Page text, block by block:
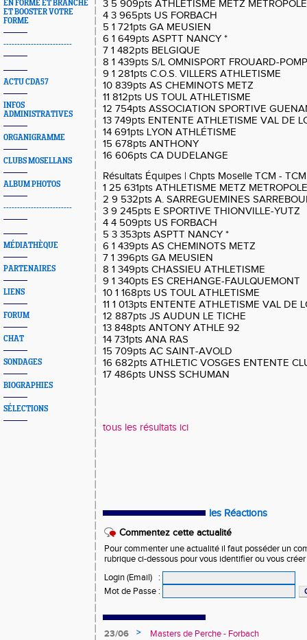
EN FORME ET BRANCHÉ
ET BOOSTER VOTRE
FORME
-------------------------
ACTU CDA57
INFOS
ADMINISTRATIVES
ORGANIGRAMME
CLUBS MOSELLANS
ALBUM PHOTOS
-------------------------
MÉDIATHÈQUE
PARTENAIRES
LIENS
FORUM
CHAT
SONDAGES
BIOGRAPHIES
SÉLECTIONS
3 5 909pts ATHLETISME METZ
4 3 965pts US FORBACH
5 1 721pts GA MEUSIEN
6 1 649pts ASPTT NANCY *
7 1 482pts BELGIQUE
8 1 439pts S/L OMNISPORT FROUARD-
9 1 281pts C.O.S. VILLERS ATHLETISME
10 839pts AS CHEMINOTS METZ
11 812pts US TOUL ATHLETISME
12 754pts ASSOCIATION SPORTIVE
13 749pts ENTENTE ATHLETISME VAL DE
14 691pts LYON ATHLÉTISME
15 678pts ANTHONY
16 606pts CA DUDELANGE
Résultats Équipes | Chpts Moselle TCM - TCM
1 25 631pts ATHLETISME METZ
2 9 532pts A. SARREGUEMINES
3 9 245pts E SPORTIVE THIONVILLE-YUTZ
4 4 509pts US FORBACH
5 3 353pts ASPTT NANCY *
6 1 439pts AS CHEMINOTS METZ
7 1 396pts GA MEUSIEN
8 1 349pts CHASSIEU ATHLETISME
9 1 340pts ES CREHANGE-FAULQUEMONT
10 1 168pts US TOUL ATHLETISME
11 1 013pts ENTENTE ATHLETISME VAL DE
12 887pts JS AUDUN LE TICHE
13 848pts ANTONY ATHLE 92
14 731pts ANA RAS
15 709pts AC SAINT-AVOLD
16 682pts ATHLETIC VOSGES ENTENTE
17 486pts UNSS SCHUMAN
tous les résultats ici
les Réactions
Commentez cette actualité
Pour commenter une actualité il faut posséder un
rubrique ci-dessous pour vous identifier ou vous
Login (Email)
:
Mot de Passe :
23/06 >
Masters de Perche - Forbach